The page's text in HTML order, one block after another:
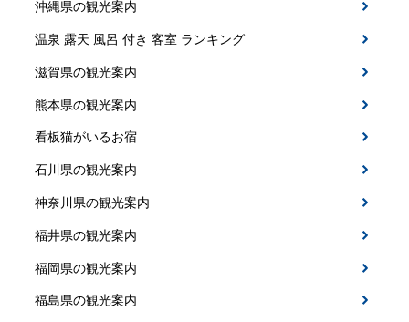
沖縄県の観光案内
温泉 露天 風呂 付き 客室 ランキング
滋賀県の観光案内
熊本県の観光案内
看板猫がいるお宿
石川県の観光案内
神奈川県の観光案内
福井県の観光案内
福岡県の観光案内
福島県の観光案内